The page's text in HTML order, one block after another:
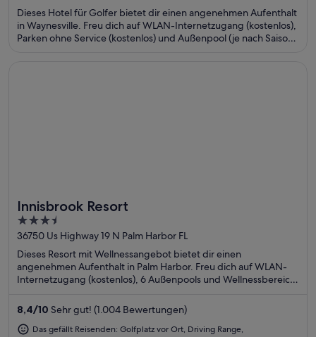
Dieses Hotel für Golfer bietet dir einen angenehmen Aufenthalt
in Waynesville. Freu dich auf WLAN-Internetzugang (kostenlos),
Parken ohne Service (kostenlos) und Außenpool (je nach Saison
Toll für Golfer
Innisbrook Resort
3.5
out
of
5
36750 Us Highway 19 N Palm Harbor FL
Dieses Resort mit Wellnessangebot bietet dir einen
angenehmen Aufenthalt in Palm Harbor. Freu dich auf WLAN-
Internetzugang (kostenlos), 6 Außenpools und Wellnessbereich.
unseren Bewertungen. Einige beliebte Sehenswürdigkeiten –
Tarpon Springs Sponge Docks und Innisbrook Golf Club –
befinden sich in der Nähe.
8,4/10 Sehr gut! (1.004 Bewertungen)
Das gefällt Reisenden: Golfplatz vor Ort, Driving Range,